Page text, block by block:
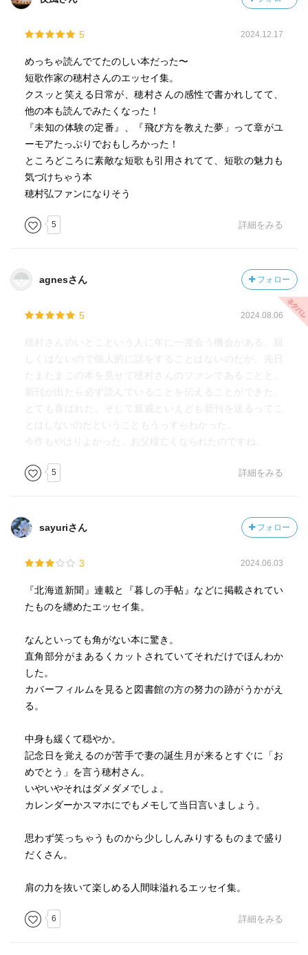
5 2024.12.17
めっちゃ読んでてたのしい本だった〜
短歌作家の穂村さんのエッセイ集。
クスッと笑える日常が、穂村さんの感性で書かれしてて、
他の本も読んでみたくなった！
『未知の体験の定番』、『飛び方を教えた夢」って章がユ
ーモアたっぷりでおもしろかった！
ところどころに素敵な短歌も引用されてて、短歌の魅力も
気づけちゃう本
穂村弘ファンになりそう
5 詳細をみる
agnesさん フォロー
5 2024.08.06
穂村さんのいとこという人に年に一度会う機会がある。親
しくはないので個人的に話をすることはないのだが、先日
たまたまこの本を見せて穂村さんのファンであることと、
新刊が出たら必ず読んでいることを伝えることができた。
とても喜ばれた。そして親戚といえども新刊を送るってこ
とはしないのだということもうっすらわかった。
今作もやはりよかった。お父様亡くなられたのですね。
5 詳細をみる
sayuriさん フォロー
3 2024.06.03
『北海道新聞』連載と『暮しの手帖』などに掲載されてい
たものを纏めたエッセイ集。
なんといっても角がない本に驚き。
直角部分がまあるくカットされていてそれだけでほんわか
した。
カバーフィルムを見ると図書館の方の努力の跡がうかがえ
る。
中身も緩くて穏やか。
記念日を覚えるのが苦手で妻の誕生月が来るとすぐに「お
めでとう」を言う穂村さん。
いやいやそれはダメダメでしょ。
カレンダーかスマホにでもメモして当日言いましょう。
思わず笑っちゃうものから少ししんみりするものまで盛り
だくさん。
肩の力を抜いて楽しめる人間味溢れるエッセイ集。
6 詳細をみる